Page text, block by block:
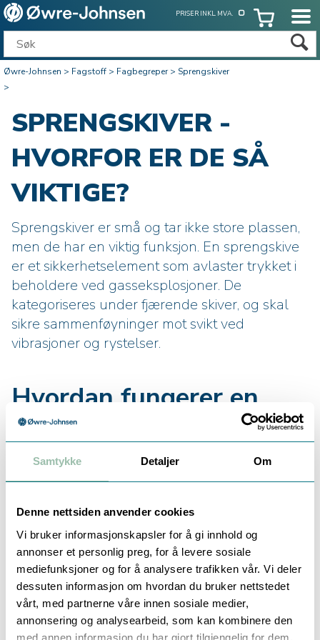
Samtykke Detaljer Om
Denne nettsiden anvender cookies
Vi bruker informasjonskapsler for å gi innhold og
annonser et personlig preg, for å levere sosiale
mediefunksjoner og for å analysere trafikken vår. Vi deler
dessuten informasjon om hvordan du bruker nettstedet
vårt, med partnerne våre innen sosiale medier,
annonsering og analysearbeid, som kan kombinere den
med annen informasjon du har gjort tilgjengelig for dem,
PRISER INKL. MVA.
Øwre-Johnsen>Fagstoff>Fagbegreper>Sprengskiver
>
SPRENGSKIVER -
HVORFOR ER DE SÅ
VIKTIGE?
Sprengskiver er små og tar ikke store plassen,
men de har en viktig funksjon. En sprengskive
er et sikkerhetselement som avlaster trykket i
beholdere ved gasseksplosjoner. De
kategoriseres under fjærende skiver, og skal
sikre sammenføyninger mot svikt ved
vibrasjoner og rystelser.
Hvordan fungerer en
sprengskive?
Den består av en flat eller hvelvet skive som er satt på en
gjør at trykket reduseres. Skiven presses enkelt flatt
skarpe kant vil sette seg fast og deretter hindre "counter-
clockwise" rotasjon.
Skivene er oftest laget av metall, er runde og flate, og
finnes i flere størrelser. Denne type skive virker best i
tilfeller hvor monteringsoverflaten er treverk.